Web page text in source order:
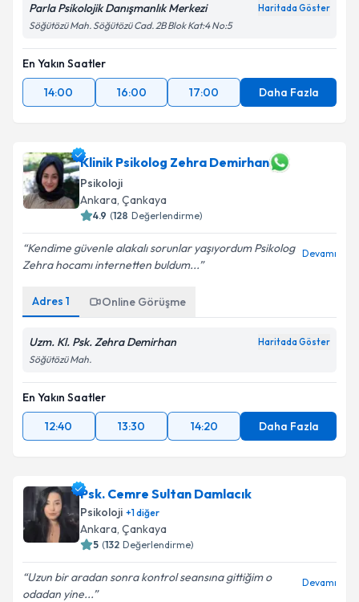
Parla Psikolojik Danışmanlık Merkezi Haritada Göster
Söğütözü Mah. Söğütözü Cad. 2B Blok Kat:4 No:5
En Yakın Saatler
14:00
16:00 17:00 Daha Fazla
Klinik Psikolog Zehra Demirhan
Psikoloji
Ankara, Çankaya
4.9 (128 Değerlendirme)
Kendime güvenle alakalı sorunlar yaşıyordum Psikolog
Zehra hocamı internetten buldum...
Devamı
Adres 1 Online Görüşme
Uzm. Kl. Psk. Zehra Demirhan Haritada Göster
Söğütözü Mah.
En Yakın Saatler
12:40
13:30 14:20 Daha Fazla
Psk. Cemre Sultan Damlacık
Psikoloji +1diğer
Ankara, Çankaya
5 (132 Değerlendirme)
Uzun bir aradan sonra kontrol seansına gittiğim o
odadan yine...
Devamı